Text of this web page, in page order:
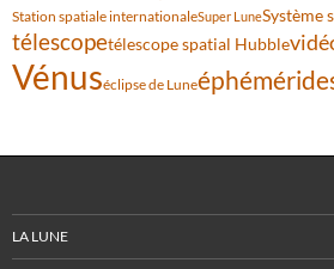
Station spatiale internationaleSuper LuneSystème
télescopetélescope spatial Hubble
Vénuséclipse de Lune
LA LUNE